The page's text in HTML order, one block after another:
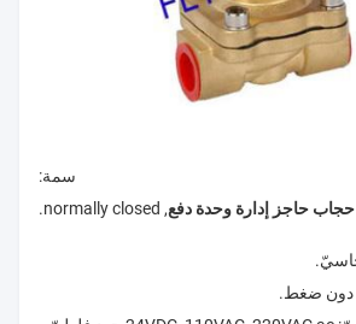
سمة:
حجاب حاجز إدارة وحدة دفع, normally closed.